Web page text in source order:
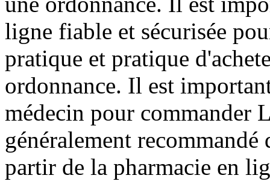
ligne fiable et sécurisée
pratique et pratique
ordonnance. Il est
médecin pour commander
généralement
partir de la pharmacie en